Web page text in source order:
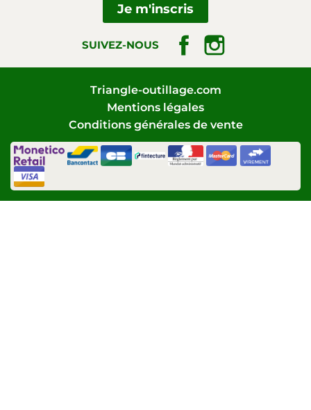
SUIVEZ-NOUS Facebook
Triangle-outillage.com
Mentions légales
Conditions générales de vente